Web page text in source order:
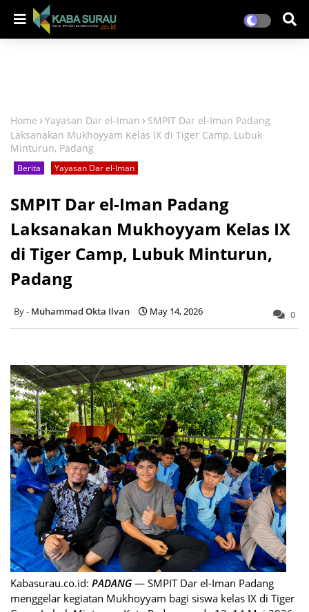
Home Yayasan Dar el-Iman
SMPIT Dar el-Iman Padang
Laksanakan Mukhoyyam Kelas IX di Tiger Camp, Lubuk
Minturun, Padang
Berita Yayasan Dar el-Iman
SMPIT Dar el-Iman Padang
Laksanakan Mukhoyyam Kelas IX
di Tiger Camp, Lubuk Minturun,
Padang
Muhammad Okta Ilvan May 14, 2026 0
Kabasurau.co.id: PADANG — SMPIT Dar el-Iman Padang
menggelar kegiatan Mukhoyyam bagi siswa kelas IX di Tiger